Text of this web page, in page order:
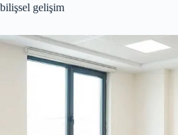
bilişsel gelişim